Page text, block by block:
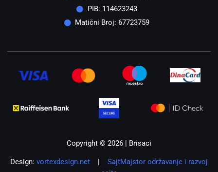
PIB: 114623243
Matični Broj: 67723759
Copyright © 2026 | Brisaci
Design: vortexdesign.net | SajtMajstor održavanje i razvoj